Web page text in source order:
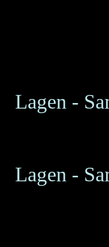
Lagen -
Lagen -